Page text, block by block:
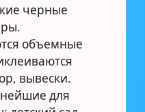
черные
объемные
вывески.
для